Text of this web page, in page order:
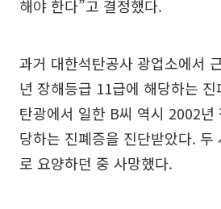
해야 한다”고 결정했다.
과거 대한석탄공사 광업소에서
년 장해등급 11급에 해당하는
탄광에서 일한 B씨 역시 2002년
당하는 진폐증을 진단받았다. 두
로 요양하던 중 사망했다.